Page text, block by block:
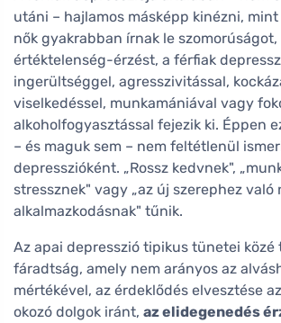
utáni – hajlamos másképp kinézni, mint
nők gyakrabban írnak le szomorúságot,
értéktelenség-érzést, a férfiak
ingerültséggel, agresszivitással,
viselkedéssel, munkamániával vagy
alkoholfogyasztással fejezik ki. Éppen
– és maguk sem – nem feltétlenül
depresszióként. „Rossz kedvnek",
stressznek" vagy „az új szerephez való
alkalmazkodásnak" tűnik.
Az apai depresszió tipikus tünetei közé
fáradtság, amely nem arányos az
mértékével, az érdeklődés elvesztése
okozó dolgok iránt, az elidegenedés